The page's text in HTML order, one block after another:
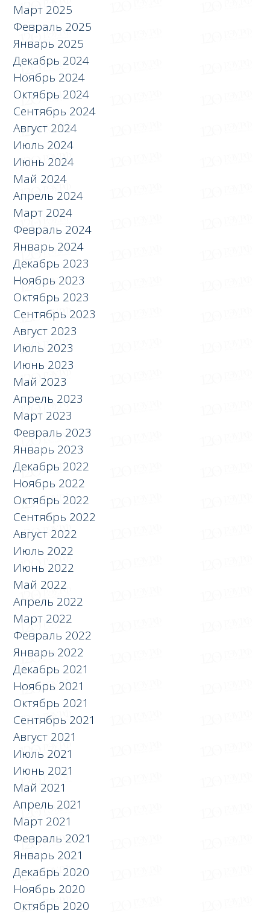
Март 2025
Февраль 2025
Январь 2025
Декабрь 2024
Ноябрь 2024
Октябрь 2024
Сентябрь 2024
Август 2024
Июль 2024
Июнь 2024
Май 2024
Апрель 2024
Март 2024
Февраль 2024
Январь 2024
Декабрь 2023
Ноябрь 2023
Октябрь 2023
Сентябрь 2023
Август 2023
Июль 2023
Июнь 2023
Май 2023
Апрель 2023
Март 2023
Февраль 2023
Январь 2023
Декабрь 2022
Ноябрь 2022
Октябрь 2022
Сентябрь 2022
Август 2022
Июль 2022
Июнь 2022
Май 2022
Апрель 2022
Март 2022
Февраль 2022
Январь 2022
Декабрь 2021
Ноябрь 2021
Октябрь 2021
Сентябрь 2021
Август 2021
Июль 2021
Июнь 2021
Май 2021
Апрель 2021
Март 2021
Февраль 2021
Январь 2021
Декабрь 2020
Ноябрь 2020
Октябрь 2020